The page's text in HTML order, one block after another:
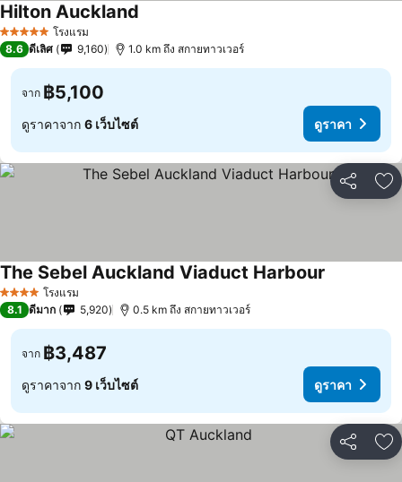
5 ดาว โรงแรม
Hilton Auckland
8.6 ดีเลิศ 9,160 1.0 km ถึง สกายทาวเวอร์
จาก ฿5,100
ดูราคาจาก 6 เว็บไซต์ ดูราคา
แชร์ เ
4 ดาว โรงแรม
The Sebel Auckland Viaduct Harbour
8.1 ดีมาก 5,920 0.5 km ถึง สกายทาวเวอร์
จาก ฿3,487
ดูราคาจาก 9 เว็บไซต์ ดูราคา
แชร์ เ